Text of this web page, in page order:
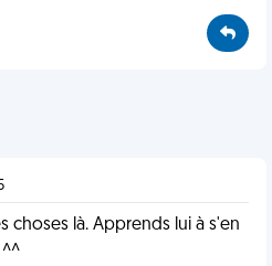
choses là. Apprends lui à s'en
^^